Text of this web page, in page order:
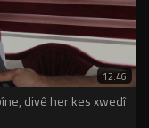
12:46
divê her kes xwedî